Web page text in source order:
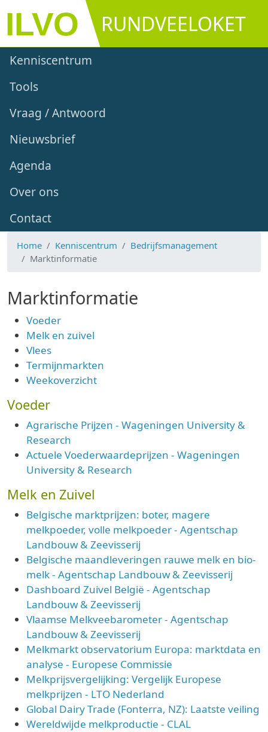
Overslaan en naar de inhoud gaan
RUNDVEELOKET
Main navigation
Kenniscentrum
Tools
Vraag / Antwoord
Nieuwsbrief
Agenda
Over ons
Contact
Home Kenniscentrum
Bedrijfsmanagement
Marktinformatie
Marktinformatie
Voeder
Melk en zuivel
Vlees
Termijnmarkten
Weekoverzicht
Voeder
Agrarische Prijzen - Wageningen University &
Research
Actuele Voederwaardeprijzen - Wageningen
University & Research
Melk en Zuivel
Belgische marktprijzen: boter, magere
melkpoeder, volle melkpoeder - Agentschap
Landbouw & Zeevisserij
Belgische maandleveringen rauwe melk en bio-
melk - Agentschap Landbouw & Zeevisserij
Dashboard Zuivel België - Agentschap
Landbouw & Zeevisserij
Vlaamse Melkveebarometer - Agentschap
Landbouw & Zeevisserij
Melkmarkt observatorium Europa: marktdata en
analyse - Europese Commissie
Melkprijsvergelijking: Vergelijk Europese
melkprijzen - LTO Nederland
Global Dairy Trade (Fonterra, NZ): Laatste veiling
Wereldwijde melkproductie - CLAL